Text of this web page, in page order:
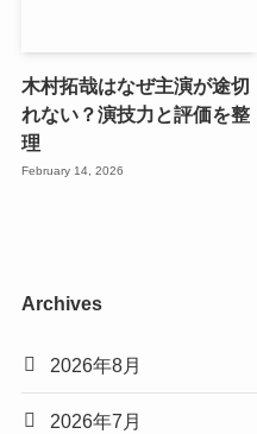
木村拓哉はなぜ主演が途切
れない？演技力と評価を整
理
February 14, 2026
Archives
2026年8月
2026年7月